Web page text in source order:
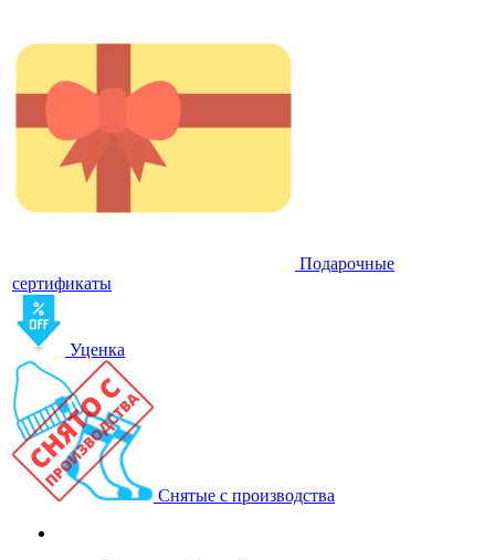
Подарочные
сертификаты
Уценка
Снятые с производства